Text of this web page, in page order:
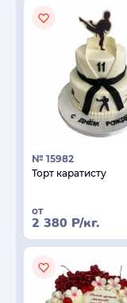
№ 15982
Торт каратисту
от
2 380 Р/кг.